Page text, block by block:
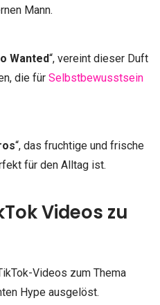
Mann.
Wanted“, vereint dieser Duft
die für Selbstbewusstsein
“, das fruchtige und frische
für den Alltag ist.
Videos zu
Videos zum Thema
Hype ausgelöst.